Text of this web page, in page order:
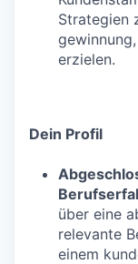
Strategien
erzielen.
Dein Profil
über eine
relevante
einem